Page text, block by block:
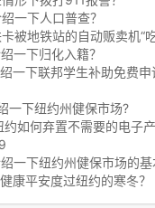
一下人口普查？
被地铁站的自动贩卖机“吃
一下归化入籍？
一下联邦学生补助免费申
一下纽约州健保市场?
如何弃置不需要的电子产
一下纽约州健保市场的基
康平安度过纽约的寒冬？